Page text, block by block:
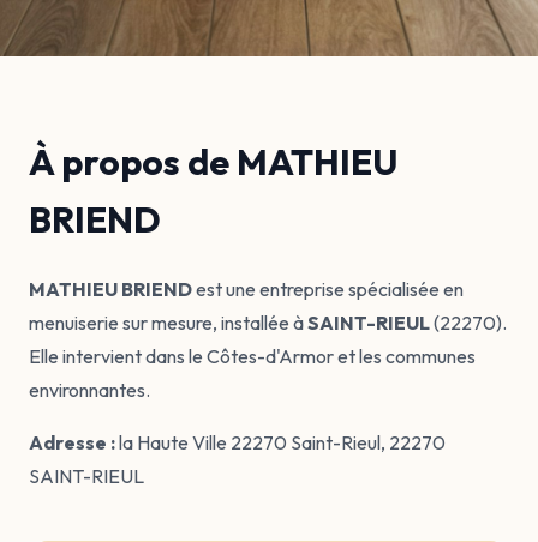
À propos de MATHIEU
BRIEND
MATHIEU BRIENDest une entreprise spécialisée en
menuiserie sur mesure, installée àSAINT-RIEUL(22270).
Elle intervient dans le Côtes-d'Armor et les communes
environnantes.
Adresse :la Haute Ville 22270 Saint-Rieul, 22270
SAINT-RIEUL